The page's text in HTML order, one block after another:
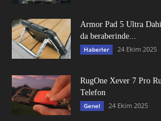
Armor Pad 5 Ultra
da beraberinde...
Haberler 24 Ekim 2025
RugOne Xever 7 Pro
Telefon
Genel 24 Ekim 2025